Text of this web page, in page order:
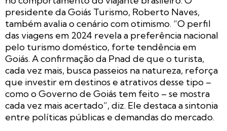
presidente da Goiás Turismo, Roberto Naves,
também avalia o cenário com otimismo. “O perfil
das viagens em 2024 revela a preferência nacional
pelo turismo doméstico, forte tendência em
Goiás. A confirmação da Pnad de que o turista,
cada vez mais, busca passeios na natureza, reforça
que investir em destinos e atrativos desse tipo –
como o Governo de Goiás tem feito – se mostra
cada vez mais acertado”, diz. Ele destaca a sintonia
entre políticas públicas e demandas do mercado.